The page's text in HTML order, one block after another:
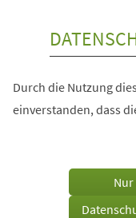
Durch die Nutzung
einverstanden, dass